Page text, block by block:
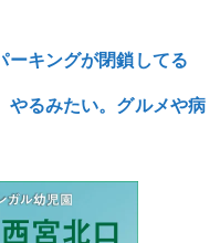
ーキングが閉鎖してる
やるみたい。グルメや病